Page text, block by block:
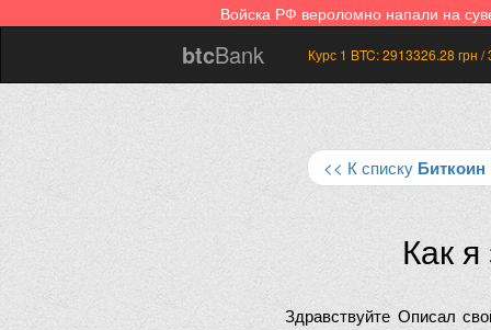
Войска РФ вероломно напали на
btcBank Курс 1 BTC:2913326.28 грн /
<< К списку Биткоин
Как
Здравствуйте Описал